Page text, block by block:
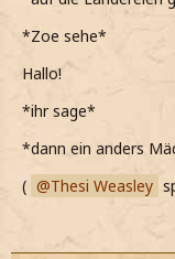
*Zoe sehe*
Hallo!
*ihr sage*
*dann ein anders
(
Thesi Weasley